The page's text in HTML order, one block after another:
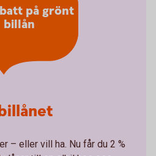
– eller vill ha. Nu får du 2 %
på grönt
billån